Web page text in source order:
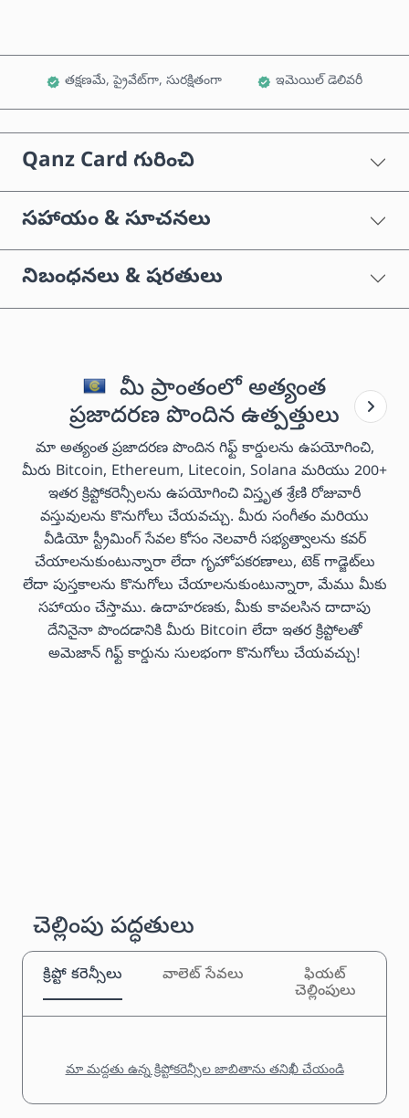
తక్షణమే, ప్రైవేట్‌గా, సురక్షితంగా ఇమెయిల్ డెలివరీ
Qanz Card గురించి
సహాయం & సూచనలు
నిబంధనలు & షరతులు
మీ ప్రాంతంలో అత్యంత
ప్రజాదరణ పొందిన ఉత్పత్తులు
మా అత్యంత ప్రజాదరణ పొందిన గిఫ్ట్ కార్డులను ఉపయోగించి,
మీరు Bitcoin, Ethereum, Litecoin, Solana మరియు 200+
ఇతర క్రిప్టోకరెన్సీలను ఉపయోగించి విస్తృత శ్రేణి రోజువారీ
వస్తువులను కొనుగోలు చేయవచ్చు. మీరు సంగీతం మరియు
వీడియో స్ట్రీమింగ్ సేవల కోసం నెలవారీ సభ్యత్వాలను కవర్
చేయాలనుకుంటున్నారా లేదా గృహోపకరణాలు, టెక్ గాడ్జెట్‌లు
లేదా పుస్తకాలను కొనుగోలు చేయాలనుకుంటున్నారా, మేము మీకు
సహాయం చేస్తాము. ఉదాహరణకు, మీకు కావలసిన దాదాపు
దేనినైనా పొందడానికి మీరు Bitcoin లేదా ఇతర క్రిప్టోలతో
అమెజాన్ గిఫ్ట్ కార్డును సులభంగా కొనుగోలు చేయవచ్చు!
చెల్లింపు పద్ధతులు
క్రిప్టో కరెన్సీలు వాలెట్ సేవలు
ఫియట్
చెల్లింపులు
మా మద్దతు ఉన్న క్రిప్టోకరెన్సీల జాబితాను తనిఖీ చేయండి